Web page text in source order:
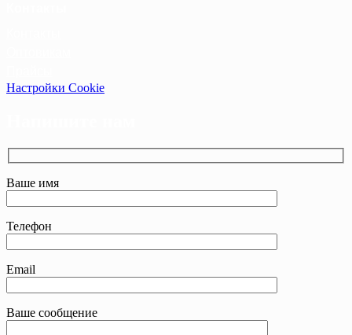
Настройки Cookie
Ваше имя
Телефон
Email
Ваше сообщение